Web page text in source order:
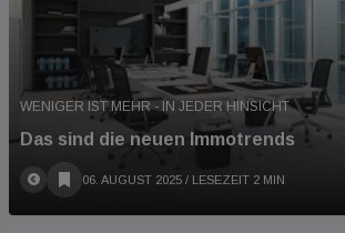
WENIGER IST MEHR - IN JEDER HINSICHT
Das sind die neuen Immotrends
06. AUGUST 2025 / LESEZEIT 2 MIN